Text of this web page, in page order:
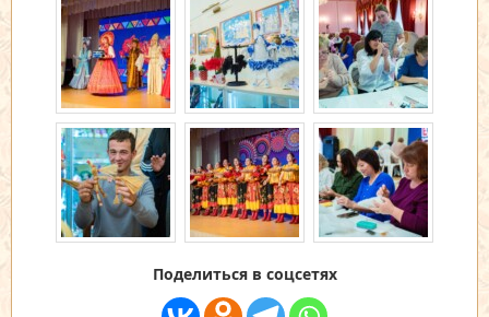
Поделиться в соцсетях